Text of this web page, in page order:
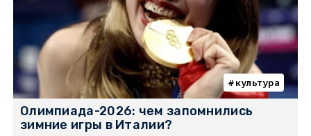
культура
Олимпиада-2026: чем запомнились
зимние игры в Италии?